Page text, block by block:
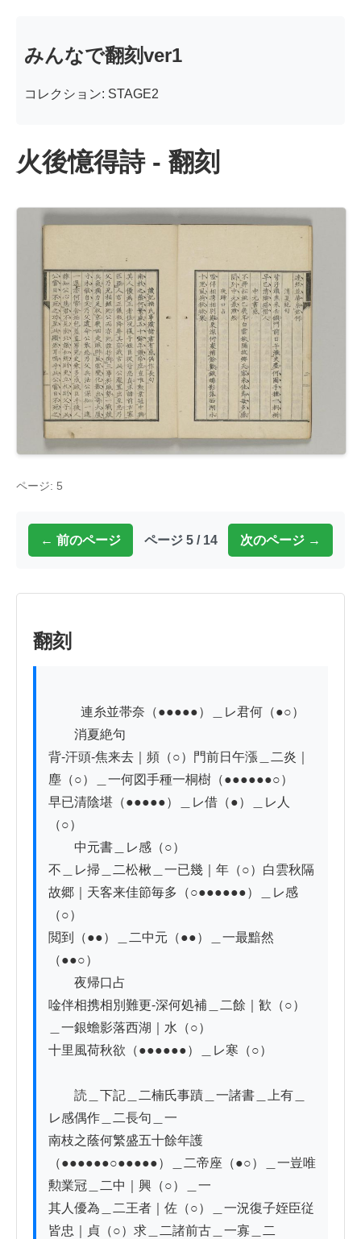
みんなで翻刻ver1
コレクション: STAGE2
火後憶得詩 - 翻刻
ページ: 5
← 前のページ ページ 5 / 14 次のページ →
翻刻
消夏絶句
背-汗頭-焦来去｜頻（○）門前日午漲＿二炎｜
塵（○）＿一何図手種一桐樹（●●●●●●○）
早已清陰堪（●●●●●）＿レ借（●）＿レ人
（○）
中元書＿レ感（○）
不＿レ掃＿二松楸＿一已幾｜年（○）白雲秋隔
故郷｜天客来佳節毎多（○●●●●●●）＿レ感
（○）
閲到（●●）＿二中元（●●）＿一最黯然
（●●○）
夜帰口占
唫伴相携相別難更-深何処補＿二餘｜歓（○）
＿一銀蟾影落西湖｜水（○）
十里風荷秋欲（●●●●●●）＿レ寒（○）
読＿下記＿二楠氏事蹟＿一諸書＿上有＿
レ感偶作＿二長句＿一
南枝之蔭何繁盛五十餘年護
（●●●●●●○●●●●●）＿二帝座（●○）＿一豈唯
勲業冠＿二中｜興（○）＿一
其人優為＿二王者｜佐（○）＿一況復子姪臣従
皆忠｜貞（○）求＿二諸前古＿一寡＿二